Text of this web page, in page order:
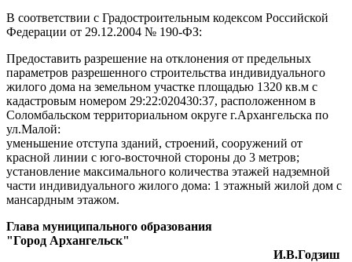
В соответствии с Градостроительным кодексом Российской
Федерации от 29.12.2004 № 190-ФЗ:
Предоставить разрешение на отклонения от предельных
параметров разрешенного строительства индивидуального
жилого дома на земельном участке площадью 1320 кв.м с
кадастровым номером 29:22:020430:37, расположенном в
Соломбальском территориальном округе г.Архангельска по
ул.Малой:
уменьшение отступа зданий, строений, сооружений от
красной линии с юго-восточной стороны до 3 метров;
установление максимального количества этажей надземной
части индивидуального жилого дома: 1 этажный жилой дом с
мансардным этажом.
Глава муниципального образования
"Город Архангельск"
И.В.Годзиш